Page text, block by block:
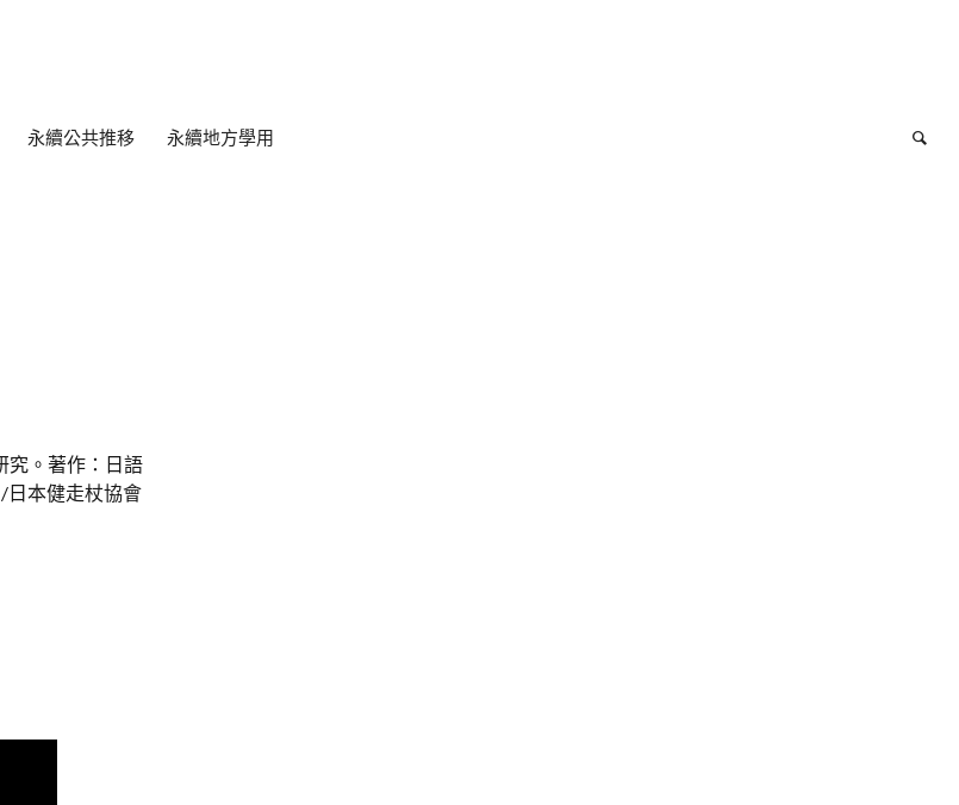
永續公共推移 永續地方學用
究。著作：日語
日本健走杖協會